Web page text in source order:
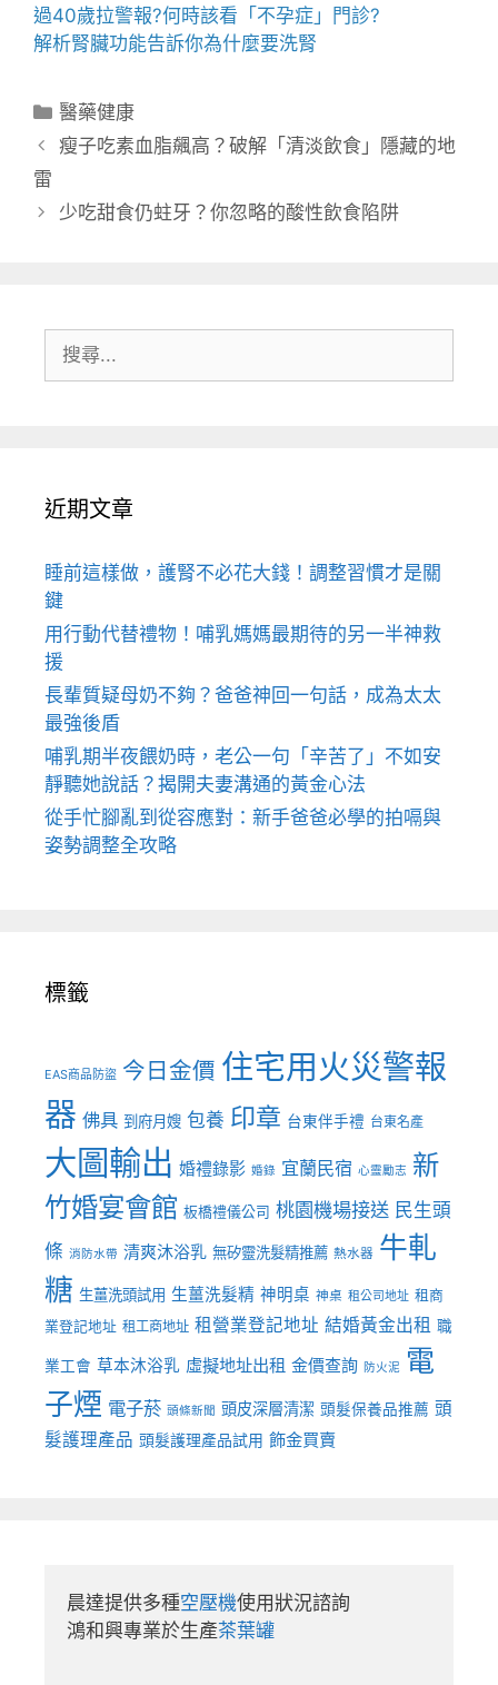
過40歲拉警報?何時該看「 不孕症 」門診?
解析腎臟功能告訴你為什麼要洗腎
分
類
醫藥健康
瘦子吃素血脂飆高？破解「清淡飲食」隱藏的地
雷
少吃甜食仍蛀牙？你忽略的酸性飲食陷阱
尋:
近期文章
睡前這樣做，護腎不必花大錢！調整習慣才是關
鍵
用行動代替禮物！哺乳媽媽最期待的另一半神救
援
長輩質疑母奶不夠？爸爸神回一句話，成為太太
最強後盾
哺乳期半夜餵奶時，老公一句「辛苦了」不如安
靜聽她說話？揭開夫妻溝通的黃金心法
從手忙腳亂到從容應對：新手爸爸必學的拍嗝與
姿勢調整全攻略
標籤
EAS商品防盜 今日金價 住宅用火災警報
器 佛具 到府月嫂 包養 印章 台東伴手禮 台東名產
大圖輸出 婚禮錄影 婚錄 宜蘭民宿 心靈勵志 新
竹婚宴會館 板橋禮儀公司 桃園機場接送 民生頭
條 消防水帶 清爽沐浴乳 無矽靈洗髮精推薦 熱水器 牛軋
糖 生薑洗頭試用 生薑洗髮精 神明桌 神桌 租公司地址 租商
業登記地址 租工商地址 租營業登記地址 結婚黃金出租 職
業工會 草本沐浴乳 虛擬地址出租 金價查詢 防火泥 電
子煙 電子菸 頭條新聞 頭皮深層清潔 頭髮保養品推薦 頭
髮護理產品 頭髮護理產品試用 飾金買賣
晨達提供多種空壓機使用狀況諮詢
鴻和興專業於生產茶葉罐